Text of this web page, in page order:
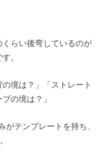
らい後弯しているのが
。
境は？」「ストレート
の境は？」
がテンプレートを持ち、